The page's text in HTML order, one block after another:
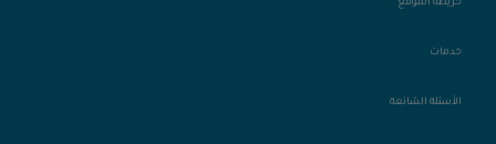
خريطة الموقع
خدمات
الأسئلة الشائعة